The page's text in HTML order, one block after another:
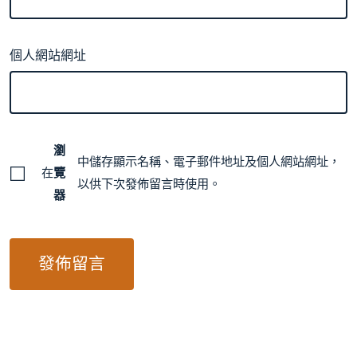
個人網站網址
在
瀏
覽
器
中儲存顯示名稱、電子郵件地址及個人網站網址，
以供下次發佈留言時使用。